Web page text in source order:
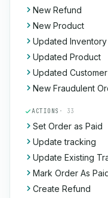
New Refund
New Product
Updated Inventory
Updated Product
Updated Customer
New Fraudulent
ACTIONS · 33
Set Order as Paid
Update tracking
Update Existing
Mark Order As
Create Refund